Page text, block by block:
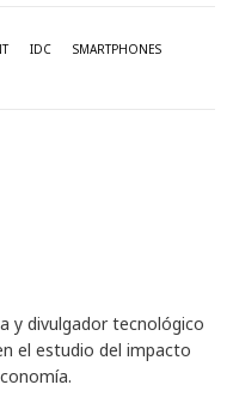
IDC
SMARTPHONES
y divulgador tecnológico
el estudio del impacto